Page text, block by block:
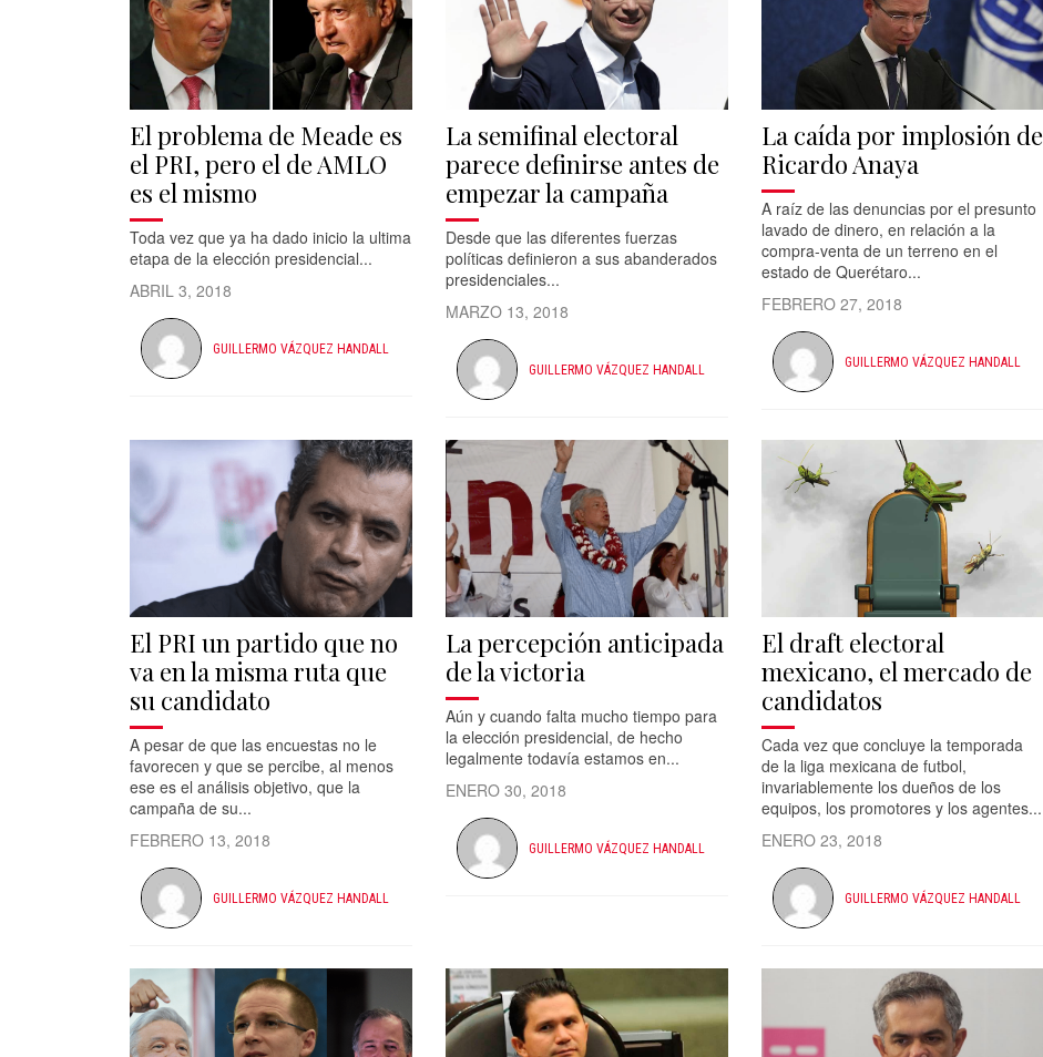
El problema de Meade es
el PRI, pero el de AMLO
es el mismo
Toda vez que ya ha dado inicio la ultima
etapa de la elección presidencial...
ABRIL 3, 2018
GUILLERMO VÁZQUEZ HANDALL
La semifinal electoral
parece definirse antes de
empezar la campaña
Desde que las diferentes fuerzas
políticas definieron a sus abanderados
presidenciales...
MARZO 13, 2018
GUILLERMO VÁZQUEZ HANDALL
La caída por implosión de
Ricardo Anaya
A raíz de las denuncias por el presunto
lavado de dinero, en relación a la
compra-venta de un terreno en el
estado de Querétaro...
FEBRERO 27, 2018
GUILLERMO VÁZQUEZ HANDALL
El PRI un partido que no
va en la misma ruta que
su candidato
A pesar de que las encuestas no le
favorecen y que se percibe, al menos
ese es el análisis objetivo, que la
campaña de su...
FEBRERO 13, 2018
GUILLERMO VÁZQUEZ HANDALL
La percepción anticipada
de la victoria
Aún y cuando falta mucho tiempo para
la elección presidencial, de hecho
legalmente todavía estamos en...
ENERO 30, 2018
GUILLERMO VÁZQUEZ HANDALL
El draft electoral
mexicano, el mercado de
candidatos
Cada vez que concluye la temporada
de la liga mexicana de futbol,
invariablemente los dueños de los
equipos, los promotores y los agentes...
ENERO 23, 2018
GUILLERMO VÁZQUEZ HANDALL